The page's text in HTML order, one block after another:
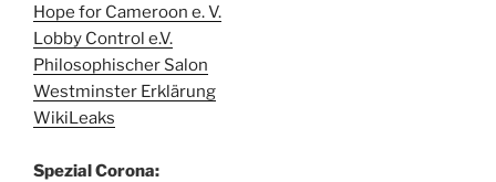
Hope for Cameroon e. V.
Lobby Control e.V.
Philosophischer Salon
Westminster Erklärung
WikiLeaks
Spezial Corona: